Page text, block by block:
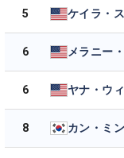
5 ケイラ・
6 メラニー
6 ヤナ・ウ
8 カン・ミ